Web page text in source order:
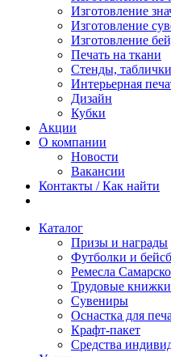
Изготовление
Изготовление
Изготовление
Печать на ткани
Стенды,
Интерьерная
Дизайн
Кубки
Акции
О компании
Новости
Вакансии
Контакты / Как найти
Каталог
Призы и награды
Футболки и
Ремесла
Трудовые
Сувениры
Оснастка для
Крафт-пакет
Средства